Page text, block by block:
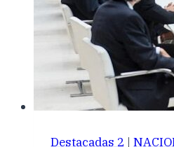
Destacadas 2 |